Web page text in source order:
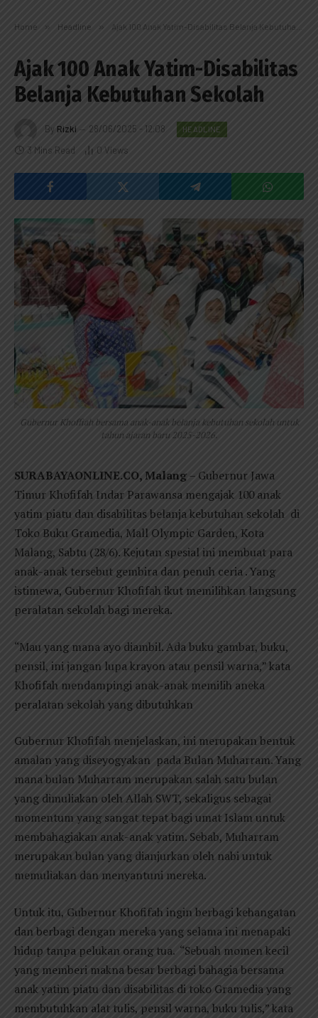
Home » Headline » Ajak 100 Anak Yatim-Disabilitas Belanja Kebutuhan Sekolah
Ajak 100 Anak Yatim-Disabilitas
Belanja Kebutuhan Sekolah
By Rizki 28/06/2025 - 12:08 HEADLINE
3 Mins Read 0 Views
Gubernur Khoffiah bersama anak-anak belanja kebutuhan sekolah untuk
tahun ajaran baru 2025-2026.
SURABAYAONLINE.CO, Malang– Gubernur Jawa
Timur Khofifah Indar Parawansa mengajak 100 anak
yatim piatu dan disabilitas belanja kebutuhan sekolah di
Toko Buku Gramedia, Mall Olympic Garden, Kota
Malang, Sabtu (28/6). Kejutan spesial ini membuat para
anak-anak tersebut gembira dan penuh ceria . Yang
istimewa, Gubernur Khofifah ikut memilihkan langsung
peralatan sekolah bagi mereka.
“Mau yang mana ayo diambil. Ada buku gambar, buku,
pensil, ini jangan lupa krayon atau pensil warna,” kata
Khofifah mendampingi anak-anak memilih aneka
peralatan sekolah yang dibutuhkan
Gubernur Khofifah menjelaskan, ini merupakan bentuk
amalan yang diseyogyakan pada Bulan Muharram. Yang
mana bulan Muharram merupakan salah satu bulan
yang dimuliakan oleh Allah SWT, sekaligus sebagai
momentum yang sangat tepat bagi umat Islam untuk
membahagiakan anak-anak yatim. Sebab, Muharram
merupakan bulan yang dianjurkan oleh nabi untuk
memuliakan dan menyantuni mereka.
Untuk itu, Gubernur Khofifah ingin berbagi kehangatan
dan berbagi dengan mereka yang selama ini menapaki
hidup tanpa pelukan orang tua. “Sebuah momen kecil
yang memberi makna besar berbagi bahagia bersama
anak yatim piatu dan disabilitas di toko Gramedia yang
membutuhkan alat tulis, pensil warna, buku tulis,” kata